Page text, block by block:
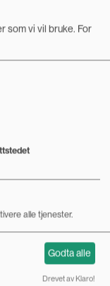
politikken.
som en
Einsiedeln
Sarah Bossard,
Sammen har de to
som vi vil bruke. For
alle tjenester.
Godta alle
Drevet av Klaro!